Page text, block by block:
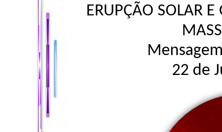
ERUPÇÃO SOLAR E
22 de